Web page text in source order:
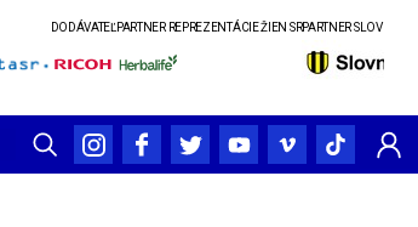
PARTNER REPREZENTÁCIE ŽIEN SRPARTNER SLOVENSKÉHO